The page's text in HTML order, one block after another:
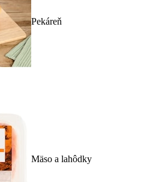
Pekáreň
Mäso a lahôdky